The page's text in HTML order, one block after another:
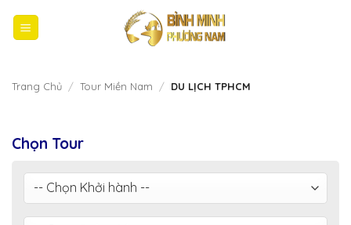
qua
Trang Chủ / Tour Miền Nam / DU LỊCH TPHCM
Chọn Tour